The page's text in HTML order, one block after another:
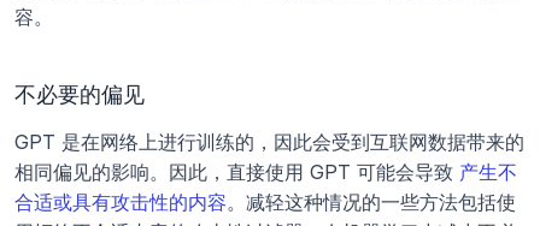
容。
不必要的偏见
GPT 是在网络上进行训练的，因此会受到互联网数据带来的
相同偏见的影响。因此，直接使用 GPT 可能会导致 产生不
合适或具有攻击性的内容。减轻这种情况的一些方法包括使